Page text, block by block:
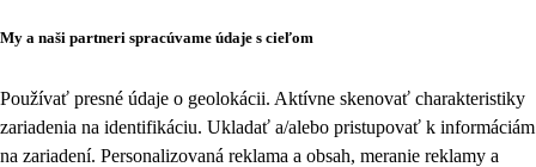
My a naši partneri spracúvame údaje s cieľom
Používať presné údaje o geolokácii. Aktívne skenovať charakteristiky
zariadenia na identifikáciu. Ukladať a/alebo pristupovať k informáciám
na zariadení. Personalizovaná reklama a obsah, meranie reklamy a